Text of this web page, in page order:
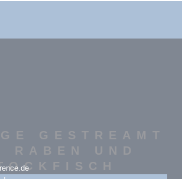
GESTREAMT
RABEN UND